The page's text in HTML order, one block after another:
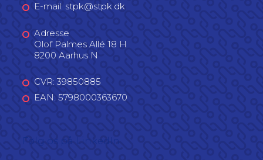
E-mail: stpk@stpk.dk
Adresse
Olof Palmes Allé 18 H
8200 Aarhus N
CVR: 39850885
EAN: 5798000363670